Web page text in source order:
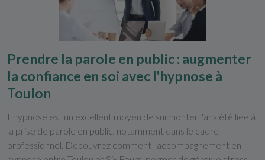
Prendre la parole en public : augmenter
la confiance en soi avec l'hypnose à
Toulon
L'hypnose est un excellent moyen de surmonter l'anxiété liée à
la prise de parole en public, notamment dans le cadre
professionnel. Découvrez comment l'accompagnement en